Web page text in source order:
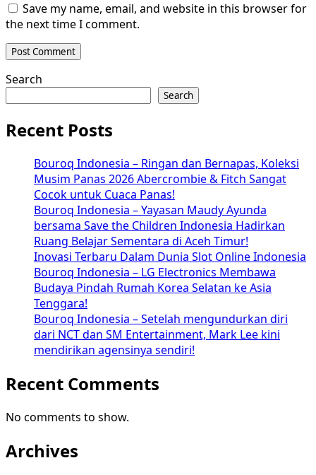
Save my name, email, and website in this browser for
the next time I comment.
Search
Search
Recent Posts
Bouroq Indonesia – Ringan dan Bernapas, Koleksi
Musim Panas 2026 Abercrombie & Fitch Sangat
Cocok untuk Cuaca Panas!
Bouroq Indonesia – Yayasan Maudy Ayunda
bersama Save the Children Indonesia Hadirkan
Ruang Belajar Sementara di Aceh Timur!
Inovasi Terbaru Dalam Dunia Slot Online Indonesia
Bouroq Indonesia – LG Electronics Membawa
Budaya Pindah Rumah Korea Selatan ke Asia
Tenggara!
Bouroq Indonesia – Setelah mengundurkan diri
dari NCT dan SM Entertainment, Mark Lee kini
mendirikan agensinya sendiri!
Recent Comments
No comments to show.
Archives